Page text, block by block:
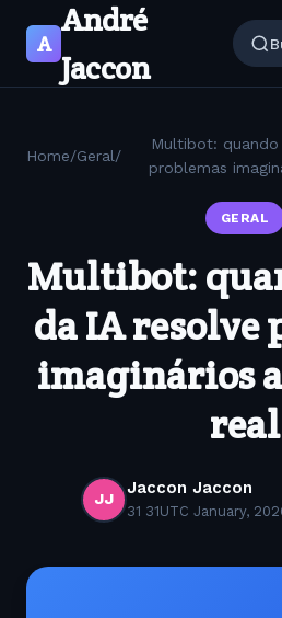
A
André
Jaccon
Home/Geral/
Multibot:
problemas
GERAL
Multibot:
da IA resolve
imaginários
real
JJ
Jaccon Jaccon
31 31UTC January,